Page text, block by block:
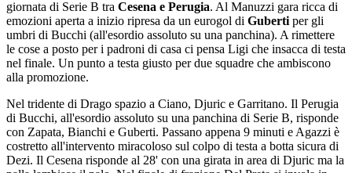
giornata di Serie B tra Cesena e Perugia. Al Manuzzi gara ricca di
emozioni aperta a inizio ripresa da un eurogol di Guberti per gli
umbri di Bucchi (all'esordio assoluto su una panchina). A rimettere
le cose a posto per i padroni di casa ci pensa Ligi che insacca di testa
nel finale. Un punto a testa giusto per due squadre che ambiscono
alla promozione.
Nel tridente di Drago spazio a Ciano, Djuric e Garritano. Il Perugia
di Bucchi, all'esordio assoluto su una panchina di Serie B, risponde
con Zapata, Bianchi e Guberti. Passano appena 9 minuti e Agazzi è
costretto all'intervento miracoloso sul colpo di testa a botta sicura di
Dezi. Il Cesena risponde al 28' con una girata in area di Djuric ma la